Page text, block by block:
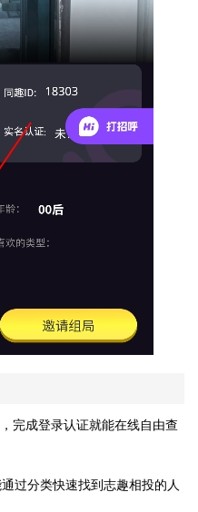
完成登录认证就能在线自由查
过分类快速找到志趣相投的人